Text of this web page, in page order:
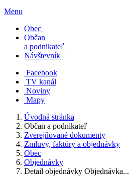
Menu
Obec
Občan
a podnikateľ
Návštevník
Facebook
TV kanál
Noviny
Mapy
Úvodná stránka
Občan a podnikateľ
Zverejňované dokumenty
Zmluvy, faktúry a objednávky
Obec
Objednávky
Detail objednávky Objednávka...